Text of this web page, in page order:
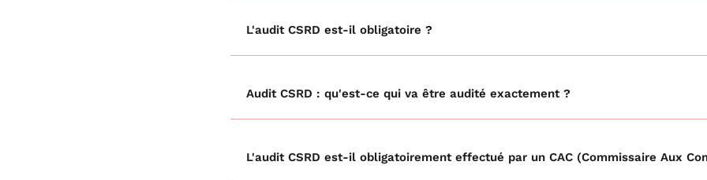
L'audit CSRD est-il obligatoire ?
Audit CSRD : qu'est-ce qui va être audité exactement ?
L'audit CSRD est-il obligatoirement effectué par un CAC (Commissaire Aux